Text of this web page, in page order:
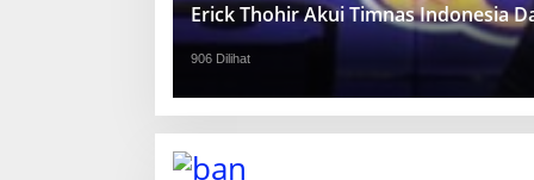
Erick Thohir Akui Timnas Indonesia
906 Dilihat